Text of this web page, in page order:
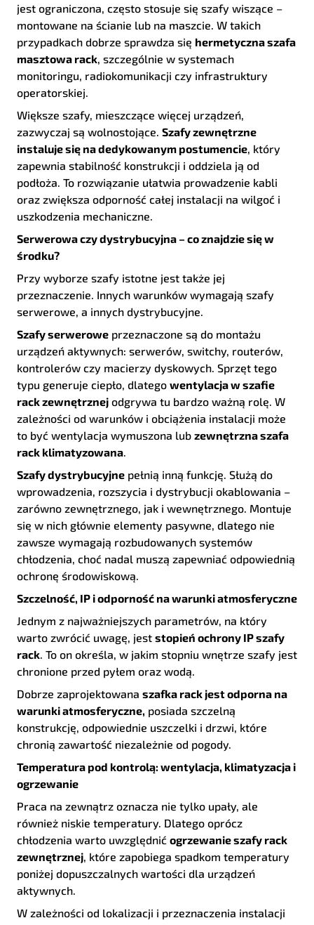
jest ograniczona, często stosuje się szafy wiszące –
montowane na ścianie lub na maszcie. W takich
przypadkach dobrze sprawdza się hermetyczna szafa
masztowa rack , szczególnie w systemach
monitoringu, radiokomunikacji czy infrastruktury
operatorskiej.
Większe szafy, mieszczące więcej urządzeń,
zazwyczaj są wolnostojące. Szafy zewnętrzne
instaluje się na dedykowanym postumencie , który
zapewnia stabilność konstrukcji i oddziela ją od
podłoża. To rozwiązanie ułatwia prowadzenie kabli
oraz zwiększa odporność całej instalacji na wilgoć i
uszkodzenia mechaniczne.
Serwerowa czy dystrybucyjna – co znajdzie się w
środku?
Przy wyborze szafy istotne jest także jej
przeznaczenie. Innych warunków wymagają szafy
serwerowe, a innych dystrybucyjne.
Szafy serwerowe przeznaczone są do montażu
urządzeń aktywnych: serwerów, switchy, routerów,
kontrolerów czy macierzy dyskowych. Sprzęt tego
typu generuje ciepło, dlatego wentylacja w szafie
rack zewnętrznej odgrywa tu bardzo ważną rolę. W
zależności od warunków i obciążenia instalacji może
to być wentylacja wymuszona lub zewnętrzna szafa
rack klimatyzowana
Szafy dystrybucyjne pełnią inną funkcję. Służą do
wprowadzenia, rozszycia i dystrybucji okablowania –
zarówno zewnętrznego, jak i wewnętrznego. Montuje
się w nich głównie elementy pasywne, dlatego nie
zawsze wymagają rozbudowanych systemów
chłodzenia, choć nadal muszą zapewniać odpowiednią
ochronę środowiskową.
Szczelność, IP i odporność na warunki atmosferyczne
Jednym z najważniejszych parametrów, na który
warto zwrócić uwagę, jest stopień ochrony IP szafy
rack . To on określa, w jakim stopniu wnętrze szafy jest
chronione przed pyłem oraz wodą.
Dobrze zaprojektowana szafka rack jest odporna na
warunki atmosferyczne, posiada szczelną
konstrukcję, odpowiednie uszczelki i drzwi, które
chronią zawartość niezależnie od pogody.
Temperatura pod kontrolą: wentylacja, klimatyzacja i
ogrzewanie
Praca na zewnątrz oznacza nie tylko upały, ale
również niskie temperatury. Dlatego oprócz
chłodzenia warto uwzględnić ogrzewanie szafy rack
zewnętrznej , które zapobiega spadkom temperatury
poniżej dopuszczalnych wartości dla urządzeń
aktywnych.
W zależności od lokalizacji i przeznaczenia instalacji